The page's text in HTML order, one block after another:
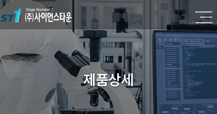
제품상세